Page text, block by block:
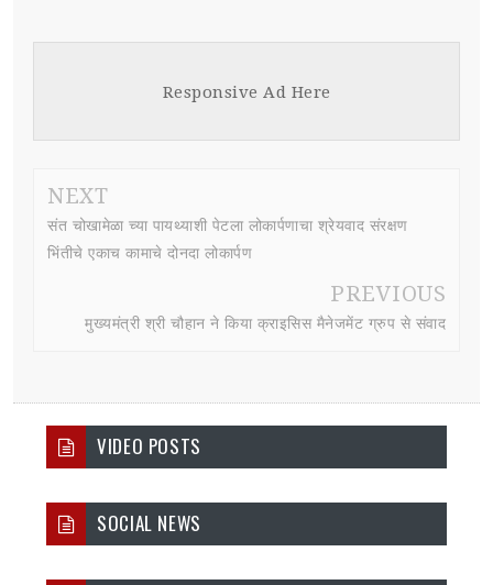
VIDEO POSTS
SOCIAL NEWS
Responsive Ad Here
NEXT
संत चोखामेळा च्या पायथ्याशी पेटला लोकार्पणाचा श्रेयवाद संरक्षण
भिंतीचे एकाच कामाचे दोनदा लोकार्पण
PREVIOUS
मुख्यमंत्री श्री चौहान ने किया क्राइसिस मैनेजमेंट ग्रुप से संवाद